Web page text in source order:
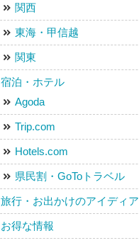
関西
東海・甲信越
関東
宿泊・ホテル
Agoda
Trip.com
Hotels.com
県民割・GoToトラベル
旅行・お出かけのアイディア
お得な情報